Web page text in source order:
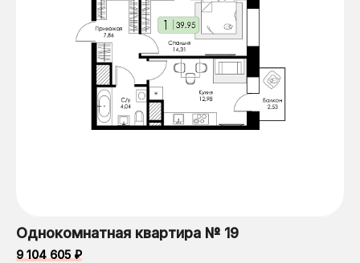
Однокомнатная квартира № 19
9 104 605 ₽